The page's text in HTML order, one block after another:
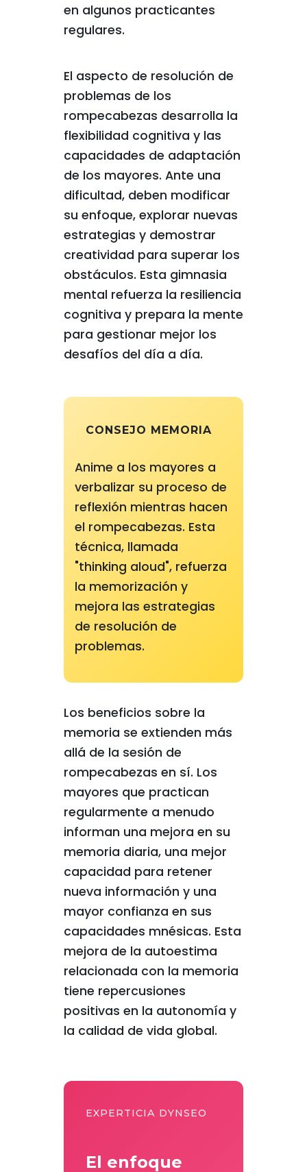
en algunos practicantes
regulares.
El aspecto de resolución de
problemas de los
rompecabezas desarrolla la
flexibilidad cognitiva y las
capacidades de adaptación
de los mayores. Ante una
dificultad, deben modificar
su enfoque, explorar nuevas
estrategias y demostrar
creatividad para superar los
obstáculos. Esta gimnasia
mental refuerza la resiliencia
cognitiva y prepara la mente
para gestionar mejor los
desafíos del día a día.
CONSEJO MEMORIA
Anime a los mayores a
verbalizar su proceso de
reflexión mientras hacen
el rompecabezas. Esta
técnica, llamada
"thinking aloud", refuerza
la memorización y
mejora las estrategias
de resolución de
problemas.
Los beneficios sobre la
memoria se extienden más
allá de la sesión de
rompecabezas en sí. Los
mayores que practican
regularmente a menudo
informan una mejora en su
memoria diaria, una mejor
capacidad para retener
nueva información y una
mayor confianza en sus
capacidades mnésicas. Esta
mejora de la autoestima
relacionada con la memoria
tiene repercusiones
positivas en la autonomía y
la calidad de vida global.
EXPERTICIA DYNSEO
El enfoque